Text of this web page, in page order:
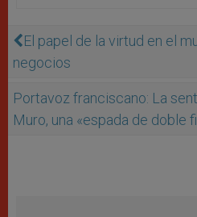
El papel de la virtud en el
negocios
Portavoz franciscano: La
Muro, una «espada de doble